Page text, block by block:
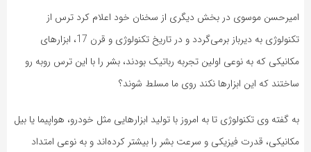
امیرحسن موسوی در بخش دیگری از سخنان خود اعلام کرد ترس از
تکنولوژی به دیرباز برمی‌گردد و در تاریخ تکنولوژی و قرن 17، ابزارهای
مکانیکی که به نوعی اولین تجربه رباتیک بودند، بشر را با این ترس روبه رو
ساختند که این ابزارها نکند روی ما مسلط شوند؟
به گفته وی تکنولوژی تا به امروز با تولید ابزارهایی مثل خودرو، هواپیما یا بیل
مکانیکی، قدرت فیزیکی و سرعت بشر را بیشتر کرده‌اند و به نوعی امتداد